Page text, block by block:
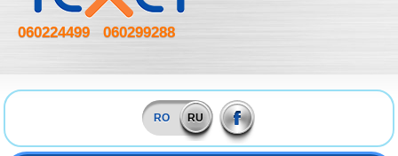
060224499 060299288
RO RU